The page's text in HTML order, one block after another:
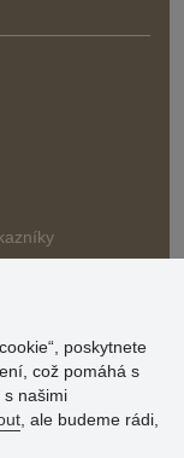
poskytnete
což pomáhá s
s našimi
, ale budeme rádi,